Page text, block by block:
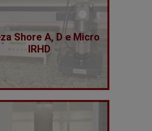
Shore A, D e Micro
IRHD